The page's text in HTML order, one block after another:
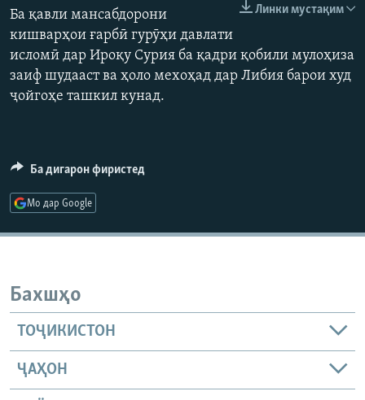
ГУЗОРИШҲОИ РАДИОӢ
Русский
ПАЙГИРӢ КУНЕД
Линки мустақим
Ба қавли мансабдорони
кишварҳои ғарбӣ гурӯҳи давлати
исломӣ дар Ироқу Сурия ба қадри қобили мулоҳиза
заиф шудааст ва ҳоло мехоҳад дар Либия барои худ
ҷойгоҳе ташкил кунад.
Ба дигарон фиристед
Мо дар Google
Бахшҳо
ТОҶИКИСТОН
ҶАҲОН